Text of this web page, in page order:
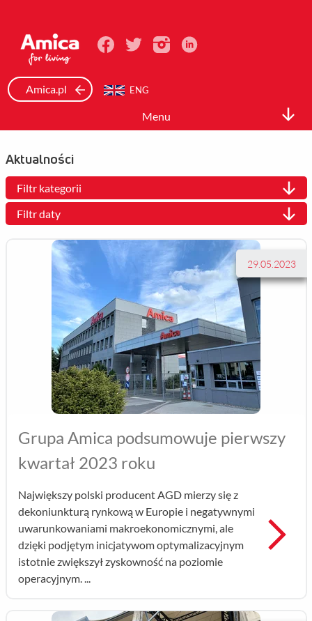
Amica.pl ENG
Menu
Spółka
Akcje i akcjonariat
Raporty
Ład korporacyjny
ESG
WZA
Kontakt
Aktualności
Filtr kategorii
Filtr daty
Grupa Amica podsumowuje pierwszy
kwartał 2023 roku
Największy polski producent AGD mierzy się z
dekoniunkturą rynkową w Europie i negatywnymi
uwarunkowaniami makroekonomicznymi, ale
dzięki podjętym inicjatywom optymalizacyjnym
istotnie zwiększył zyskowność na poziomie
operacyjnym. ...
29.05.2023